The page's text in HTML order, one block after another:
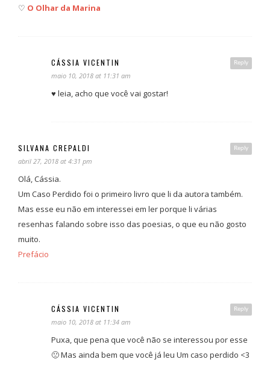
♡ O Olhar da Marina
Reply
CÁSSIA VICENTIN
maio 10, 2018 at 11:31 am
♥ leia, acho que você vai gostar!
Reply
SILVANA CREPALDI
abril 27, 2018 at 4:31 pm
Olá, Cássia.
Um Caso Perdido foi o primeiro livro que li da autora também.
Mas esse eu não em interessei em ler porque li várias
resenhas falando sobre isso das poesias, o que eu não gosto
muito.
Prefácio
Reply
CÁSSIA VICENTIN
maio 10, 2018 at 11:34 am
Puxa, que pena que você não se interessou por esse
🙁 Mas ainda bem que você já leu Um caso perdido <3